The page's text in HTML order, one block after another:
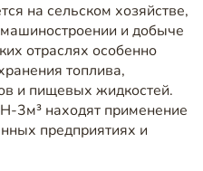
на сельском хозяйстве,
и добыче
отраслях особенно
топлива,
и пищевых жидкостей.
3м³ находят применение
предприятиях и